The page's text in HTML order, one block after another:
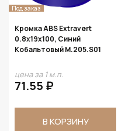
Под заказ
Кромка ABS Extravert
0.8х19х100, Синий
Кобальтовый M.205.S01
цена за 1 м.п.
71.55 ₽
В КОРЗИНУ